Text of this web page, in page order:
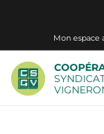
Mon espace